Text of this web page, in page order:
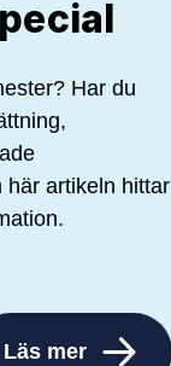
Har du
här artikeln hittar
Läs mer